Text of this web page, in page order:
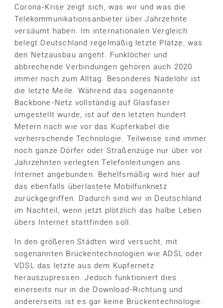
Corona-Krise zeigt sich, was wir und was die
Telekommunikationsanbieter über Jahrzehnte
versäumt haben. Im internationalen Vergleich
belegt Deutschland regelmäßig letzte Plätze, was
den Netzausbau angeht. Funklöcher und
abbrechende Verbindungen gehören auch 2020
immer noch zum Alltag. Besonderes Nadelöhr ist
die letzte Meile. Während das sogenannte
Backbone-Netz vollständig auf Glasfaser
umgestellt wurde, ist auf den letzten hundert
Metern nach wie vor das Kupferkabel die
vorherrschende Technologie. Teilweise sind immer
noch ganze Dörfer oder Straßenzüge nur über vor
Jahrzehnten verlegten Telefonleitungen ans
Internet angebunden. Behelfsmäßig wird hier auf
das ebenfalls überlastete Mobilfunknetz
zurückgegriffen. Dadurch sind wir in Deutschland
im Nachteil, wenn jetzt plötzlich das halbe Leben
übers Internet stattfinden soll.
In den größeren Städten wird versucht, mit
sogenannten Brückentechnologien wie ADSL oder
VDSL das letzte aus dem Kupfernetz
herauszupressen. Jedoch funktioniert dies
einerseits nur in die Download-Richtung und
andererseits ist es gar keine Brückentechnologie: